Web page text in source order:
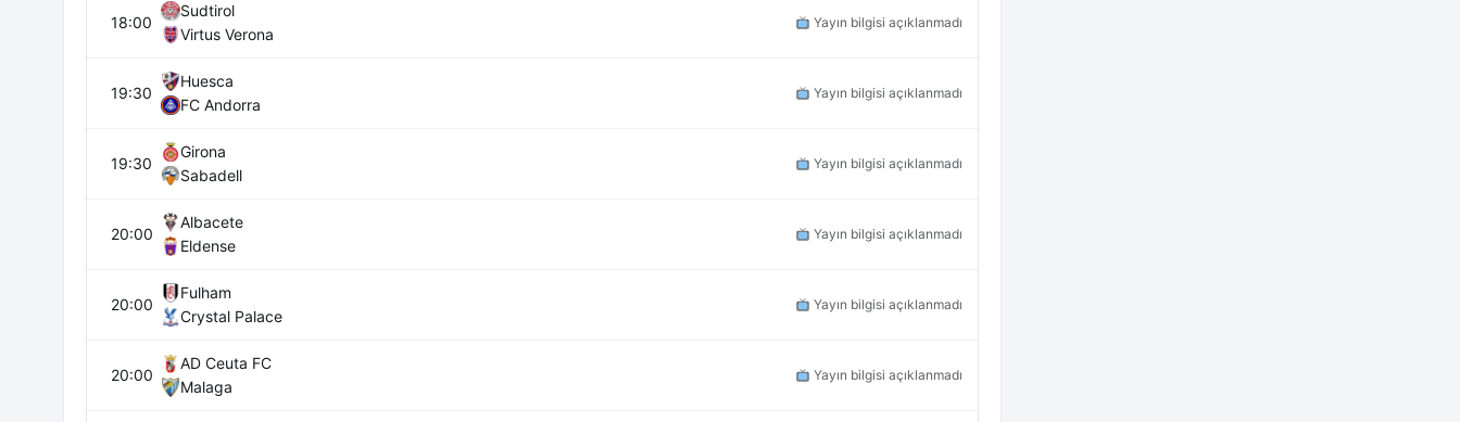
18:00
Sudtirol
Virtus Verona
Yayın bilgisi açıklanmadı
19:30
Huesca
FC Andorra
Yayın bilgisi açıklanmadı
19:30
Girona
Sabadell
Yayın bilgisi açıklanmadı
20:00
Albacete
Eldense
Yayın bilgisi açıklanmadı
20:00
Fulham
Crystal Palace
Yayın bilgisi açıklanmadı
20:00
AD Ceuta FC
Malaga
Yayın bilgisi açıklanmadı